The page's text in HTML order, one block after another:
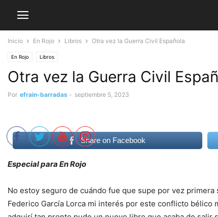
Inicio En Rojo Libros Otra vez la Guerra Civil Española
En Rojo Libros
Otra vez la Guerra Civil
Por efrain-barradas - septiembre 5, 2023
Share on Facebook
Especial para En Rojo
No estoy seguro de cuándo fue que supe por vez
Federico García Lorca mi interés por este conflicto